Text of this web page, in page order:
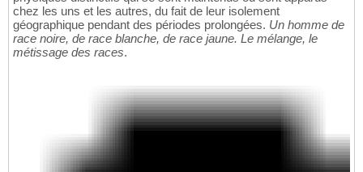
chez les uns et les autres, du fait de leur isolement
géographique pendant des périodes prolongées. Un homme de
race noire, de race blanche, de race jaune. Le mélange, le
métissage des races.